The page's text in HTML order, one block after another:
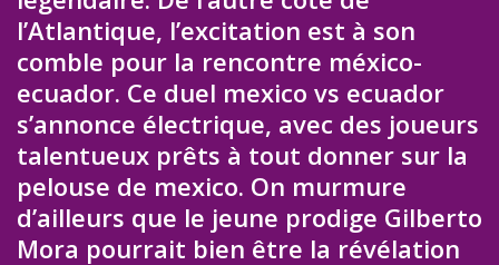
l’Atlantique, l’excitation est à son
comble pour la rencontre méxico-
ecuador. Ce duel mexico vs ecuador
s’annonce électrique, avec des joueurs
talentueux prêts à tout donner sur la
pelouse de mexico. On murmure
d’ailleurs que le jeune prodige Gilberto
Mora pourrait bien être la révélation